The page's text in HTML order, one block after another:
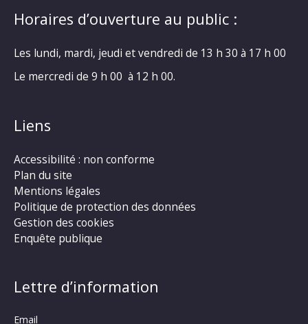
Horaires d’ouverture au public :
Les lundi, mardi, jeudi et vendredi de 13 h 30 à 17 h 00
Le mercredi de 9 h 00 à 12 h 00.
Liens
Accessibilité : non conforme
Plan du site
Mentions légales
Politique de protection des données
Gestion des cookies
Enquête publique
Lettre d’information
Email